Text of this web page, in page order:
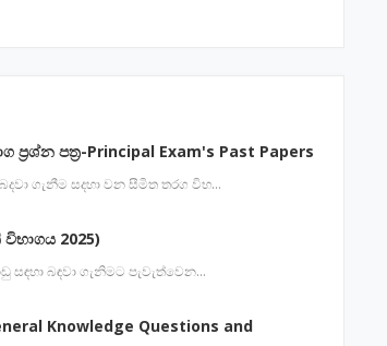
ප්‍රශ්න පත්‍ර-Principal Exam's Past Papers
ගැනීම සදහා වන සීමිත තරග විභ…
2025)
සඳහා බඳවා ගැනිමට පැවැත්වෙන…
Knowledge Questions and